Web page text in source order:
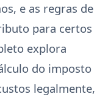
e as regras de
para certos
explora
do imposto
legalmente,